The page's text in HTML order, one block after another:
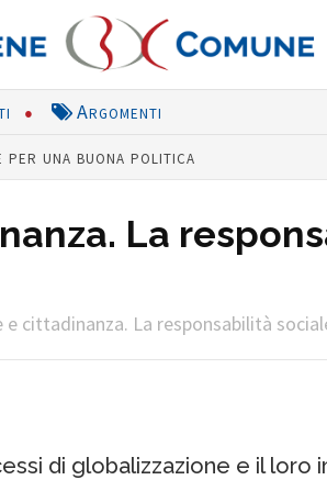
Argomenti
per una buona politica
La
e cittadinanza. La responsabilità
di globalizzazione e il